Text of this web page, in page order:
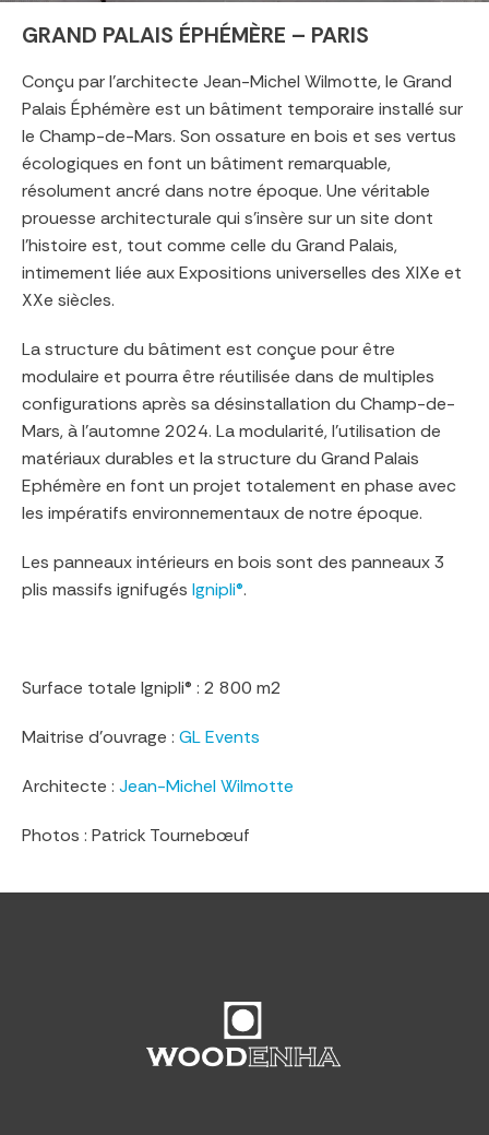
GRAND PALAIS ÉPHÉMÈRE – PARIS
Conçu par l’architecte Jean-Michel Wilmotte, le Grand
Palais Éphémère est un bâtiment temporaire installé sur
le Champ-de-Mars. Son ossature en bois et ses vertus
écologiques en font un bâtiment remarquable,
résolument ancré dans notre époque. Une véritable
prouesse architecturale qui s’insère sur un site dont
l’histoire est, tout comme celle du Grand Palais,
intimement liée aux Expositions universelles des XIXe et
XXe siècles.
La structure du bâtiment est conçue pour être
modulaire et pourra être réutilisée dans de multiples
configurations après sa désinstallation du Champ-de-
Mars, à l’automne 2024. La modularité, l’utilisation de
matériaux durables et la structure du Grand Palais
Ephémère en font un projet totalement en phase avec
les impératifs environnementaux de notre époque.
Les panneaux intérieurs en bois sont des panneaux 3
plis massifs ignifugés Ignipli®.
Surface totale Ignipli® : 2 800 m2
Maitrise d’ouvrage : GL Events
Architecte : Jean-Michel Wilmotte
Photos : Patrick Tournebœuf